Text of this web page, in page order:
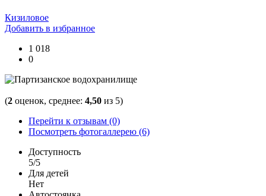
Кизиловое
Добавить в избранное
1 018
0
(2 оценок, среднее: 4,50 из 5)
Перейти к отзывам (0)
Посмотреть фотогаллерею (6)
Доступность
5/5
Для детей
Нет